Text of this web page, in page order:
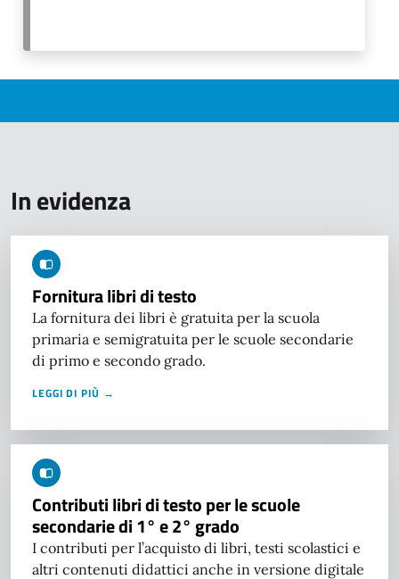
In evidenza
Fornitura libri di testo
La fornitura dei libri è gratuita per la scuola
primaria e semigratuita per le scuole secondarie
di primo e secondo grado.
LEGGI DI PIÙ →
Contributi libri di testo per le scuole
secondarie di 1° e 2° grado
I contributi per l’acquisto di libri, testi scolastici e
altri contenuti didattici anche in versione digitale